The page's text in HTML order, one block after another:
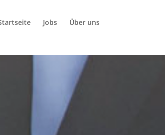
Jobs Über uns